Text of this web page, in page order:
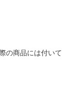
の商品には付いて